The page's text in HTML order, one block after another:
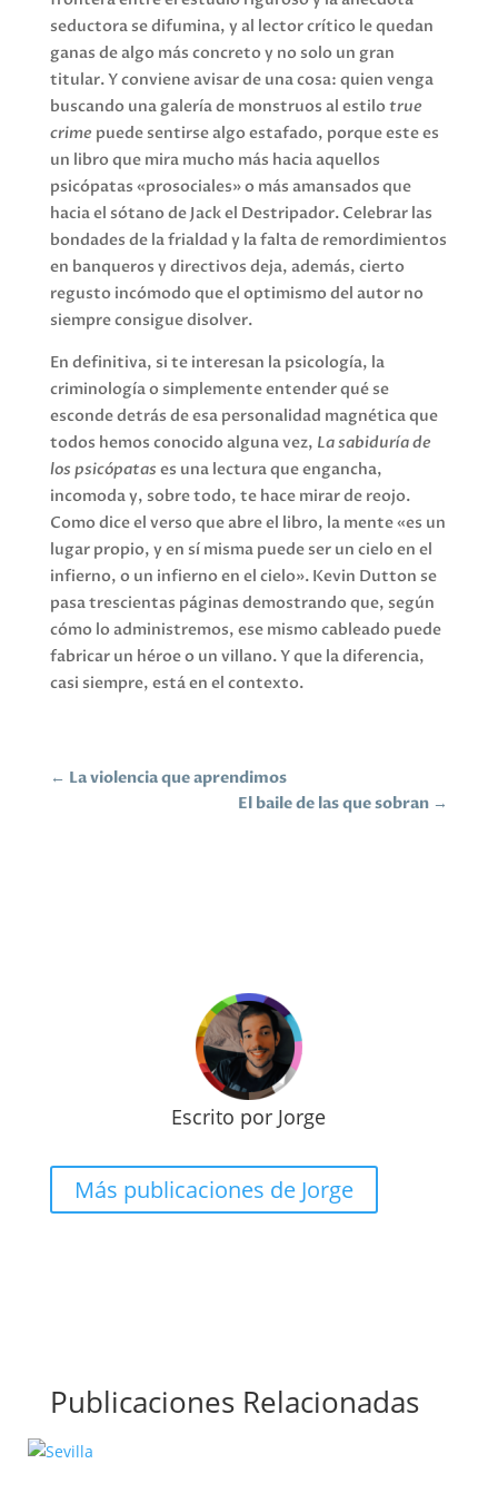
seductora se difumina, y al lector crítico le quedan
ganas de algo más concreto y no solo un gran
titular. Y conviene avisar de una cosa: quien venga
buscando una galería de monstruos al estilotrue
crime puede sentirse algo estafado, porque este es
un libro que mira mucho más hacia aquellos
psicópatas «prosociales» o más amansados que
hacia el sótano de Jack el Destripador. Celebrar las
bondades de la frialdad y la falta de remordimientos
en banqueros y directivos deja, además, cierto
regusto incómodo que el optimismo del autor no
siempre consigue disolver.
En definitiva, si te interesan la psicología, la
criminología o simplemente entender qué se
esconde detrás de esa personalidad magnética que
todos hemos conocido alguna vez, La sabiduría de
los psicópatas es una lectura que engancha,
incomoda y, sobre todo, te hace mirar de reojo.
Como dice el verso que abre el libro, la mente «es un
lugar propio, y en sí misma puede ser un cielo en el
infierno, o un infierno en el cielo». Kevin Dutton se
pasa trescientas páginas demostrando que, según
cómo lo administremos, ese mismo cableado puede
fabricar un héroe o un villano. Y que la diferencia,
casi siempre, está en el contexto.
← La violencia que aprendimos
El baile de las que sobran →
Escrito por Jorge
Más publicaciones de Jorge
Publicaciones Relacionadas